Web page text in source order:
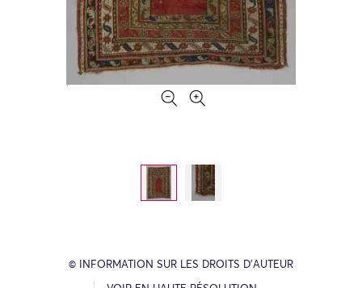
© INFORMATION SUR LES DROITS D’AUTEUR